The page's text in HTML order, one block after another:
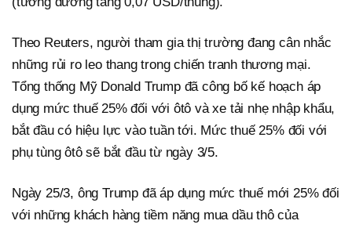
Theo Reuters, người tham gia thị trường đang cân nhắc
những rủi ro leo thang trong chiến tranh thương mại.
Tổng thống Mỹ Donald Trump đã công bố kế hoạch áp
dụng mức thuế 25% đối với ôtô và xe tải nhẹ nhập khẩu,
bắt đầu có hiệu lực vào tuần tới. Mức thuế 25% đối với
phụ tùng ôtô sẽ bắt đầu từ ngày 3/5.
Ngày 25/3, ông Trump đã áp dụng mức thuế mới 25% đối
với những khách hàng tiềm năng mua dầu thô của